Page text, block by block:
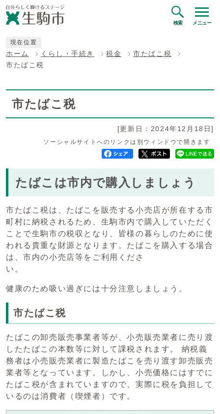
検索 メニュー
現在位置
ホーム くらし・手続き 税金
市たばこ税
市たばこ税
市たばこ税
[更新日：2024年12月18日]
ソーシャルサイトへのリンクは別ウィンドウで開きます
たばこは市内で購入しましょう
市たばこ税は、たばこを販売する小売店が所在する市
町村に納税されるため、生駒市内で購入していただく
ことで生駒市の税収となり、皆様の暮らしのために使
われる貴重な財源となります。たばこを購入する場合
は、市内の小売店等をご利用くださ
い。
健康のため吸い過ぎには十分注意しましょう。
市たばこ税
たばこの卸売販売事業者等が、小売販売業者に売り渡
したたばこの本数等に対して課税されます。 納税義
務者は小売販売業者に製造たばこを売り渡す卸売販売
業者等となっています。しかし、小売価格にはすでに
たばこ税が含まれていますので、実際に税を負担して
いるのは消費者（喫煙者）です。